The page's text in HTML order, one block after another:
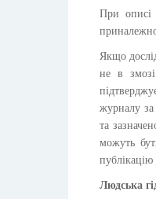
При описі
Якщо
не в
журналу
та
можуть
Людська